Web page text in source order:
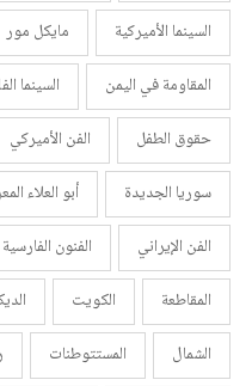
السينما الأميركية
مايكل مور
المقاومة في اليمن
السينما
حقوق الطفل
الفن الأميركي
سوريا الجديدة
أبو العلاء
الفن الإيراني
الفنون الفارسية
المقاطعة
الكويت
الشمال
المستتوطنات